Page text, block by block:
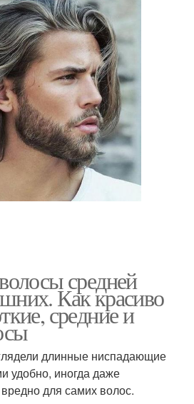
средней
Как красиво
средние и
длинные ниспадающие
удобно, иногда даже
для самих волос.